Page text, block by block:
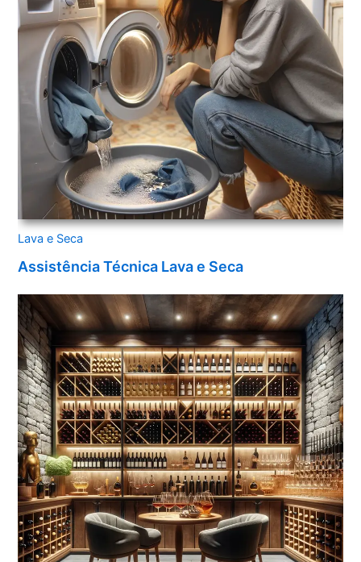
Lava e Seca
Assistência Técnica Lava e Seca